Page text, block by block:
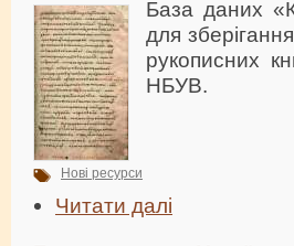
База даних
для
рукописних
НБУВ.
Нові ресурси
Читати далі